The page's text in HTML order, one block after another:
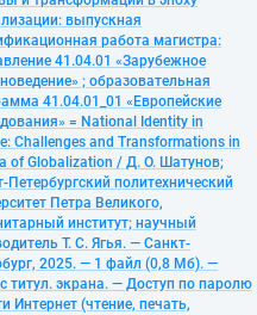
выпускная
работа магистра:
41.04.01 «Зарубежное
; образовательная
41.04.01_01 «Европейские
= National Identity in
Challenges and Transformations in
of Globalization / Д. О. Шатунов;
Петербургский политехнический
Петра Великого,
институт; научный
Т. С. Ягья. — Санкт-
2025. — 1 файл (0,8 Мб). —
титул. экрана. — Доступ по паролю
Интернет (чтение, печать,